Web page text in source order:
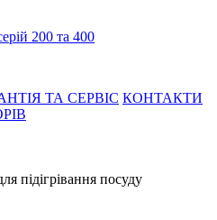
200 та 400
ТА СЕРВІС КОНТАКТИ
підігрівання посуду